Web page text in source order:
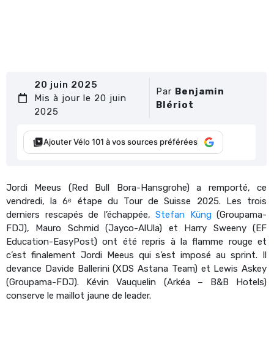
20 juin 2025
Mis à jour le 20 juin
2025
Par Benjamin
Blériot
Ajouter Vélo 101 à vos sources préférées
Jordi Meeus (Red Bull Bora-Hansgrohe) a remporté, ce
vendredi, la 6ᵉ étape du Tour de Suisse 2025. Les trois
derniers rescapés de l’échappée, Stefan Küng(Groupama-
FDJ), Mauro Schmid (Jayco-AlUla) et Harry Sweeny (EF
Education-EasyPost) ont été repris à la flamme rouge et
c’est finalement Jordi Meeus qui s’est imposé au sprint. Il
devance Davide Ballerini (XDS Astana Team) et Lewis Askey
(Groupama-FDJ). Kévin Vauquelin (Arkéa – B&B Hotels)
conserve le maillot jaune de leader.